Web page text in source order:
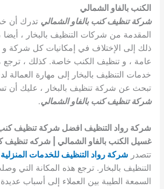
الكنب بالفاو الشمالي
شركة تنظيف كنب بالفاو الشمالي تدرك أن
المقدمة من شركات التنظيف بالبخار ، أيضا
ذلك إلى الإختلاف في إمكانيات كل شركة و
عامة ، و تنظيف الكنب خاصة. كذلك ،
خدمات التنظيف بالبخار إلى مهارة
تبحث عن شركة تنظيف بالبخار ، عليك أن
شركة تنظيف كنب بالفاو الشمالي.
شركة رواد التنظيف افضل شركة تنظيف
غسيل الكنب بالفاو الشمالي | شركه تنظيف
تتصدرشركة رواد التنظيف للخدمات المنزلية
التنظيف بالبخار. ترجع هذه المكانة التي
السمعة الطيبة بين العملاء إلى أسباب